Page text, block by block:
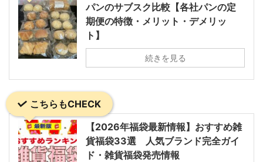
パンのサブスク比較【各社パンの定
期便の特徴・メリット・デメリッ
ト】
続きを見る
こちらもCHECK
【2026年福袋最新情報】おすすめ雑
貨福袋33選 人気ブランド完全ガイ
ド・雑貨福袋発売情報